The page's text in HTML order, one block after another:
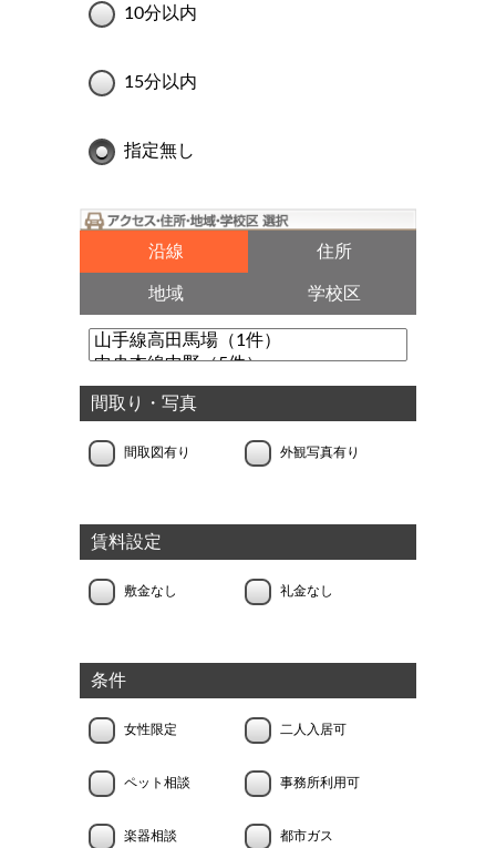
10分以内
15分以内
指定無し
沿線 住所
地域 学校区
間取り・写真
間取図有り 外観写真有り
賃料設定
敷金なし 礼金なし
条件
女性限定 二人入居可
ペット相談 事務所利用可
楽器相談 都市ガス